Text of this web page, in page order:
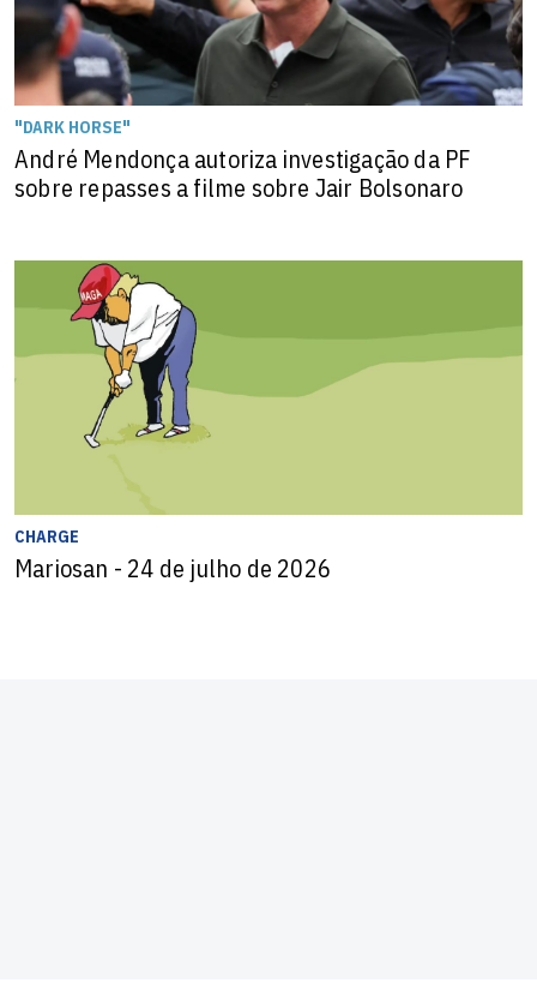
"DARK HORSE"
André Mendonça autoriza investigação da PF
sobre repasses a filme sobre Jair Bolsonaro
CHARGE
Mariosan - 24 de julho de 2026